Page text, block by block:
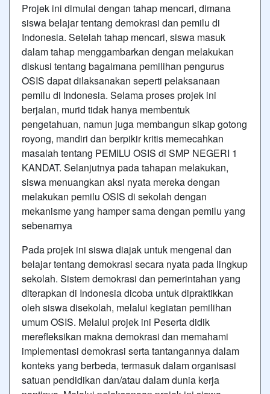
Projek ini dimulai dengan tahap mencari, dimana
siswa belajar tentang demokrasi dan pemilu di
Indonesia. Setelah tahap mencari, siswa masuk
dalam tahap menggambarkan dengan melakukan
diskusi tentang bagaimana pemilihan pengurus
OSIS dapat dilaksanakan seperti pelaksanaan
pemilu di Indonesia. Selama proses projek ini
berjalan, murid tidak hanya membentuk
pengetahuan, namun juga membangun sikap gotong
royong, mandiri dan berpikir kritis memecahkan
masalah tentang PEMILU OSIS di SMP NEGERI 1
KANDAT. Selanjutnya pada tahapan melakukan,
siswa menuangkan aksi nyata mereka dengan
melakukan pemilu OSIS di sekolah dengan
mekanisme yang hamper sama dengan pemilu yang
sebenarnya
Pada projek ini siswa diajak untuk mengenal dan
belajar tentang demokrasi secara nyata pada lingkup
sekolah. Sistem demokrasi dan pemerintahan yang
diterapkan di Indonesia dicoba untuk dipraktikkan
oleh siswa disekolah, melalui kegiatan pemilihan
umum OSIS. Melalui projek ini Peserta didik
merefleksikan makna demokrasi dan memahami
implementasi demokrasi serta tantangannya dalam
konteks yang berbeda, termasuk dalam organisasi
satuan pendidikan dan/atau dalam dunia kerja